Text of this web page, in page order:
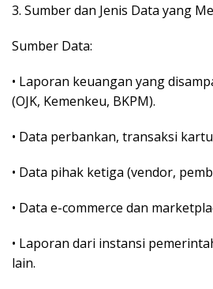
3. Sumber dan Jenis Data yang
Sumber Data:
• Laporan keuangan yang
(OJK, Kemenkeu, BKPM).
• Data perbankan, transaksi
• Data pihak ketiga (vendor,
• Data e-commerce dan
• Laporan dari instansi
lain.